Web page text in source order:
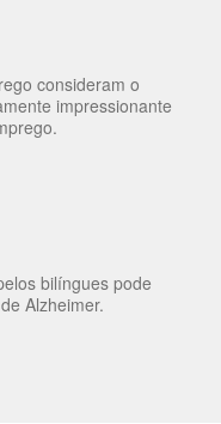
consideram o
impressionante
bilíngues pode
Alzheimer.